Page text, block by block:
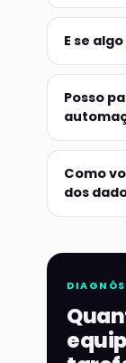
E se
Posso
Como
dos